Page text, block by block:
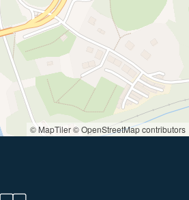
© MapTiler© OpenStreetMap contributors